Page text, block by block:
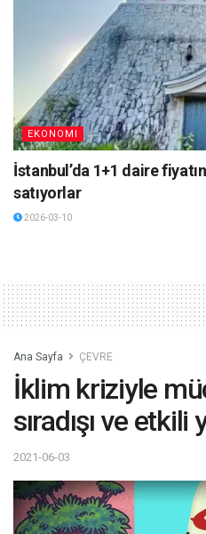
EKONOMI
İstanbul’da 1+1 daire
satıyorlar
2026-03-10
Ana Sayfa ÇEVRE
İklim kriziyle
sıradışı ve etkili
2021-06-03